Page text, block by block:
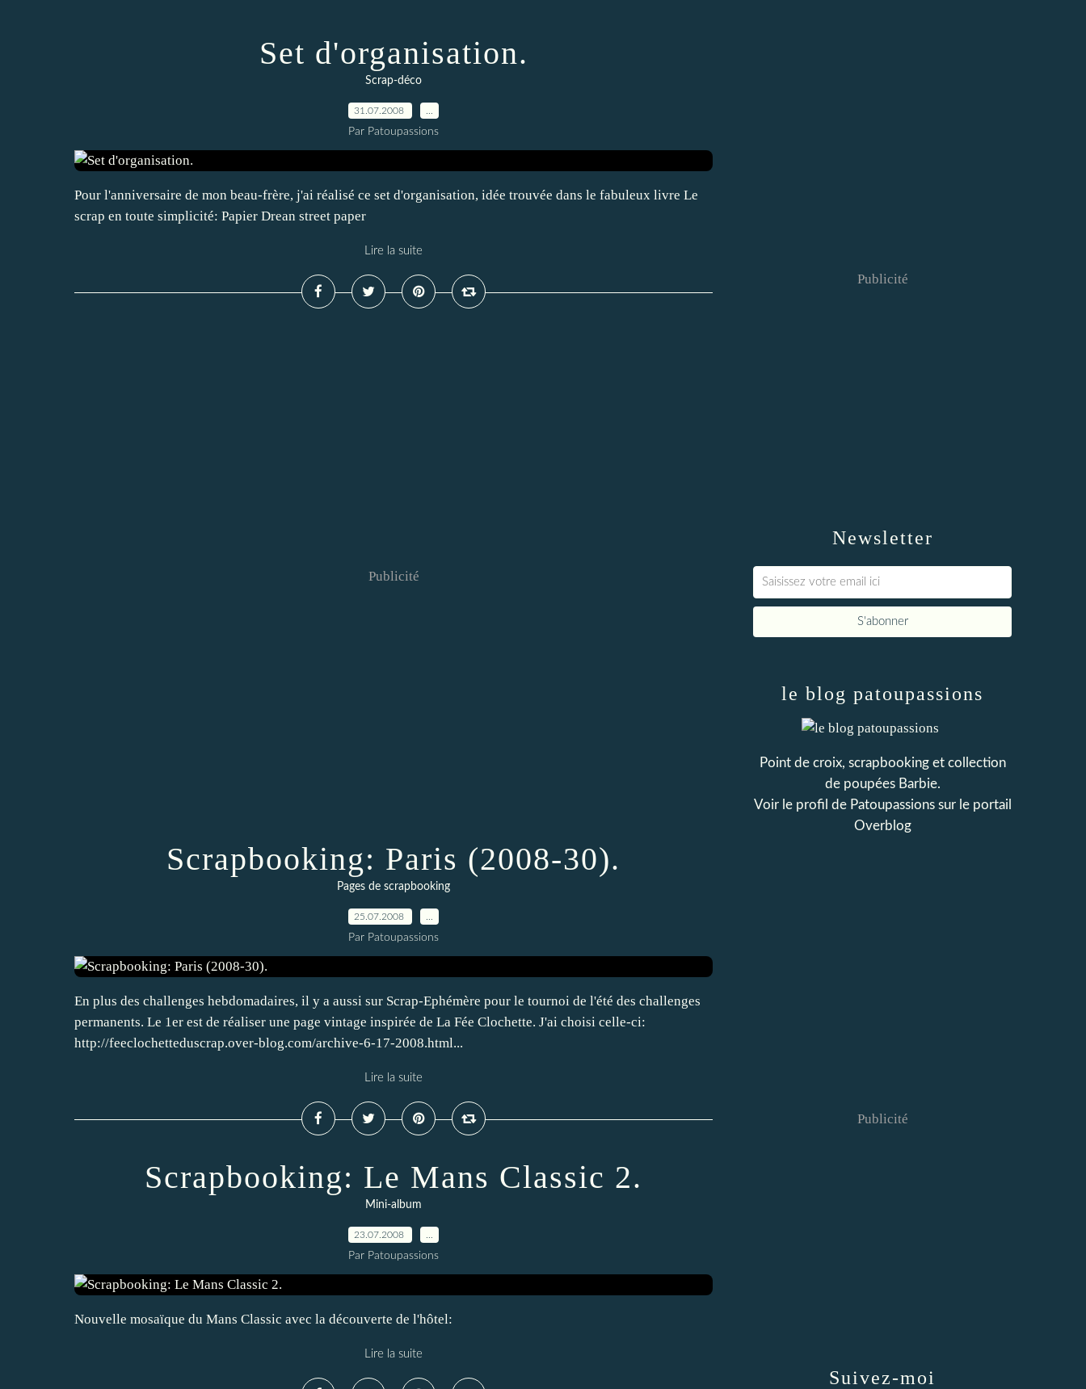
Set d'organisation.
Scrap-déco
31.07.2008
Par Patoupassions
Pour l'anniversaire de mon beau-frère, j'ai réalisé ce set d'organisation, idée trouvée dans le fabuleux livre Le
scrap en toute simplicité: Papier Drean street paper
Lire la suite
Publicité
Scrapbooking: Paris (2008-30).
Pages de scrapbooking
25.07.2008
Par Patoupassions
En plus des challenges hebdomadaires, il y a aussi sur Scrap-Ephémère pour le tournoi de l'été des challenges
permanents. Le 1er est de réaliser une page vintage inspirée de La Fée Clochette. J'ai choisi celle-ci:
http://feeclochetteduscrap.over-blog.com/archive-6-17-2008.html...
Lire la suite
Scrapbooking: Le Mans Classic 2.
Mini-album
23.07.2008
Par Patoupassions
Nouvelle mosaïque du Mans Classic avec la découverte de l'hôtel:
Lire la suite
Newsletter
Publicité
le blog patoupassions
Point de croix, scrapbooking et collection
de poupées Barbie.
Voir le profil de Patoupassionssur le portail
Overblog
Suivez-moi
Publicité